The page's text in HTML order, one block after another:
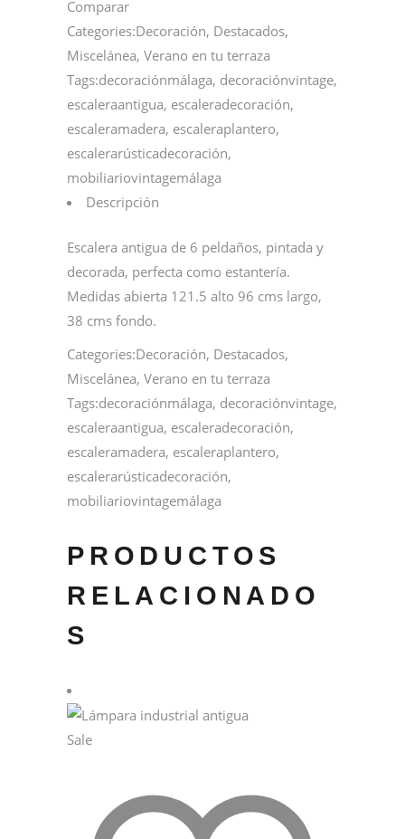
Comparar
Categories:Decoración, Destacados,
Miscelánea, Verano en tu terraza
Tags:decoraciónmálaga, decoraciónvintage,
escaleraantigua, escaleradecoración,
escaleramadera, escaleraplantero,
escalerarústicadecoración,
mobiliariovintagemálaga
Descripción
Escalera antigua de 6 peldaños, pintada y
decorada, perfecta como estantería.
Medidas abierta 121.5 alto 96 cms largo,
38 cms fondo.
Categories:Decoración, Destacados,
Miscelánea, Verano en tu terraza
Tags:decoraciónmálaga, decoraciónvintage,
escaleraantigua, escaleradecoración,
escaleramadera, escaleraplantero,
escalerarústicadecoración,
mobiliariovintagemálaga
PRODUCTOS
RELACIONADO
S
Sale